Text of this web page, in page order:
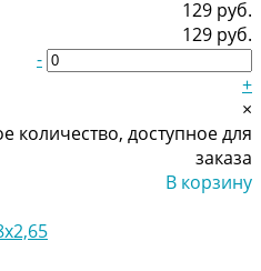
129 руб.
129 руб.
-
+
×
количество, доступное для
заказа
В корзину